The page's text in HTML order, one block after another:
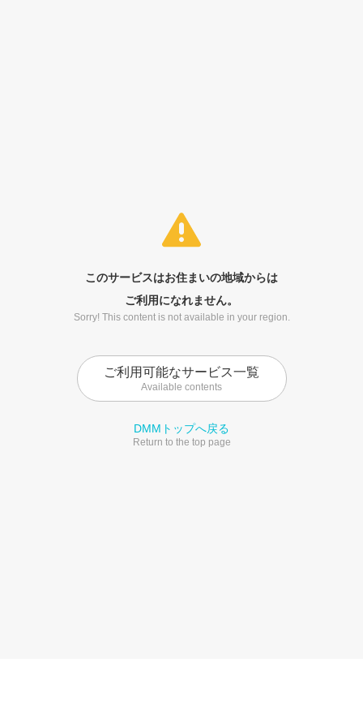
このサービスはお住まいの地域からは
ご利用になれません。
Sorry! This content is not available in your region.
ご利用可能なサービス一覧
Available contents
DMMトップへ戻る
Return to the top page